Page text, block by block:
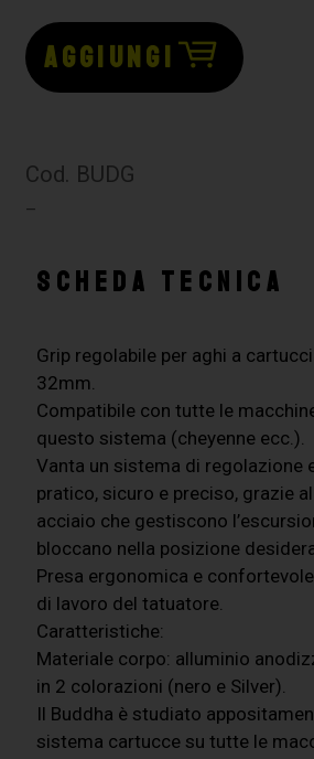
AGGIUNGI
Cod. BUDG
–
SCHEDA TECNICA
Grip regolabile per aghi a
32mm.
Compatibile con tutte le
questo sistema (cheyenne ecc.).
Vanta un sistema di regolazione
pratico, sicuro e preciso, grazie
acciaio che gestiscono
bloccano nella posizione
Presa ergonomica e
di lavoro del tatuatore.
Caratteristiche:
Materiale corpo: alluminio
in 2 colorazioni (nero e Silver).
Il Buddha è studiato
sistema cartucce su tutte le